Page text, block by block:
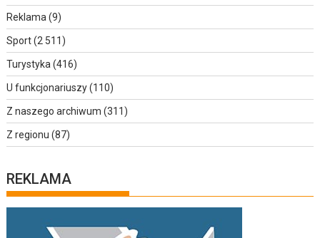
Reklama (9)
Sport(2 511)
Turystyka (416)
U funkcjonariuszy(110)
Z naszego archiwum (311)
Z regionu (87)
REKLAMA